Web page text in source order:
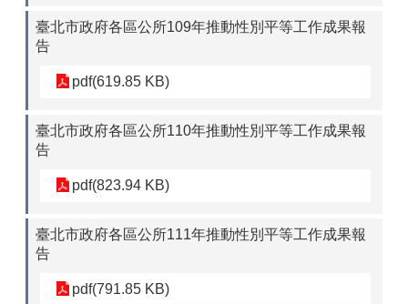
臺北市政府各區公所109年推動性別平等工作成果報
告
pdf(619.85 KB)
臺北市政府各區公所110年推動性別平等工作成果報
告
pdf(823.94 KB)
臺北市政府各區公所111年推動性別平等工作成果報
告
pdf(791.85 KB)